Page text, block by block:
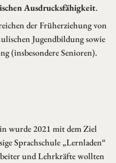
Ausdrucksfähigkeit.
der Früherziehung von
Jugendbildung sowie
(insbesondere Senioren).
wurde 2021 mit dem Ziel
Sprachschule „Lernladen“
und Lehrkräfte wollten